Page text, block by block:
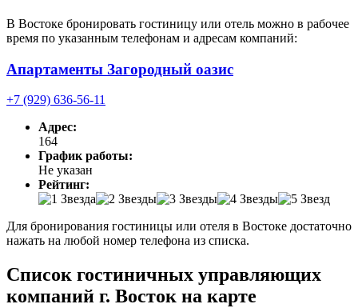
В Востоке бронировать гостиницу или отель можно в рабочее
время по указанным телефонам и адресам компаний:
Апартаменты Загородный оазис
+7 (929) 636-56-11
Адрес:
164
График работы:
Не указан
Рейтинг:
Для бронирования гостиницы или отеля в Востоке достаточно
нажать на любой номер телефона из списка.
Список гостиничных управляющих
компаний г. Восток на карте